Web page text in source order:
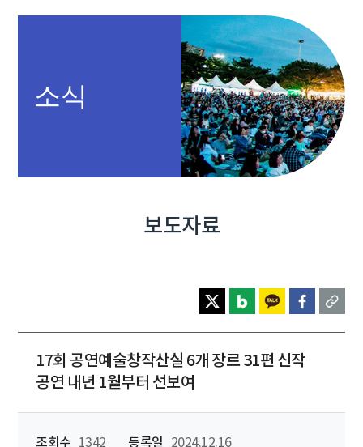
소식
보도자료
17회 공연예술창작산실 6개 장르 31편 신작
공연 내년 1월부터 선보여
조회수 1342 등록일 2024.12.16